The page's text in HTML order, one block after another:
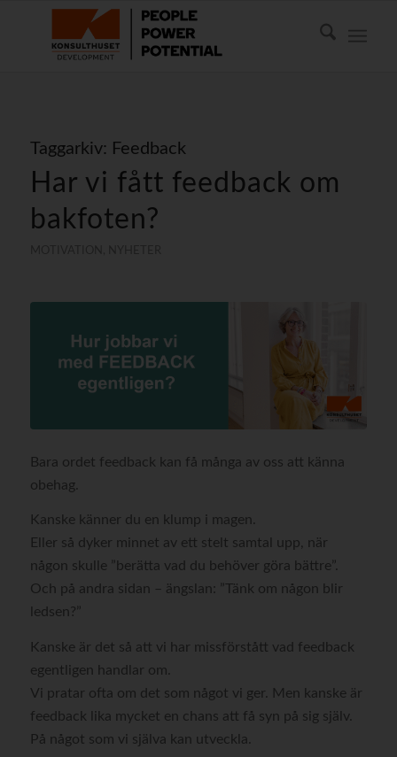
Taggarkiv: Feedback
Har vi fått feedback om
bakfoten?
Bara ordet feedback kan få många av oss att känna
obehag.
Kanske känner du en klump i magen.
Eller så dyker minnet av ett stelt samtal upp, när
någon skulle ”berätta vad du behöver göra bättre”.
Och på andra sidan – ängslan: ”Tänk om någon blir
ledsen?”
Kanske är det så att vi har missförstått vad feedback
egentligen handlar om.
Vi pratar ofta om det som något vi ger. Men kanske är
feedback lika mycket en chans att få syn på sig själv.
På något som vi själva kan utveckla.